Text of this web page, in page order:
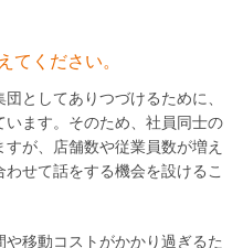
てください。
としてありつづけるために、
います。そのため、社員同士の
が、店舗数や従業員数が増え
せて話をする機会を設けるこ
移動コストがかかり過ぎるた